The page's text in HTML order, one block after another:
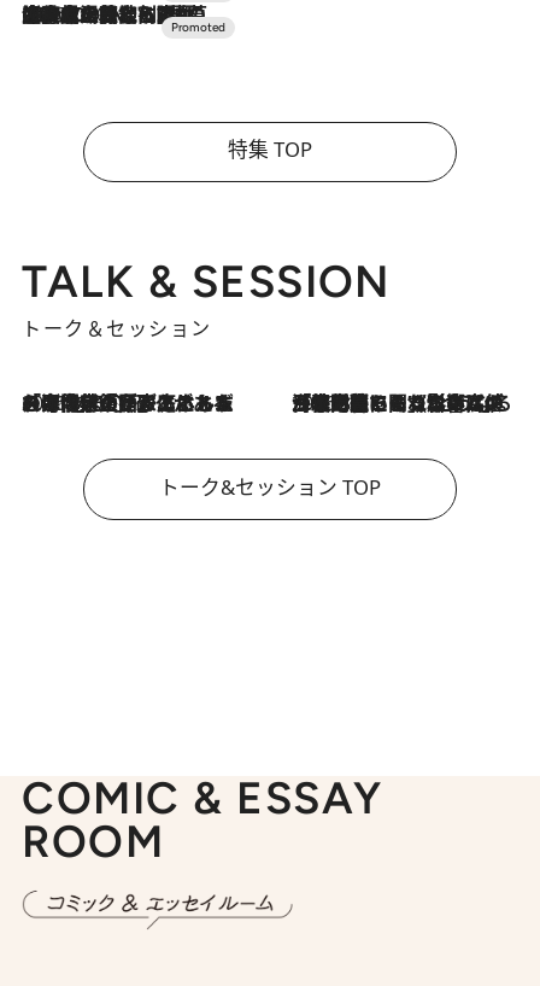
2026.7.10
NEW OPEN！【界 草津】名湯の地に誕生。趣の異なる2種の温泉と上州ならではの会席・蕎麦割烹など美食を味わう究極の癒やし旅
特集 TOP
TALK & SESSION
トーク＆セッション
2026.8.3
「今後値上げがあるとすれば…」「リスクがあるのは今年の冬」エネルギー専門家が語る、ホルムズ海峡封鎖が家庭にもたらす“ある心配” 2026.8.3
「住宅建てられない…」「サーチャージ料の高値が続いている」ホルムズ海峡封鎖による影響はいつまで続く？《エネルギー専門家に聞く“どうなる日本の暮らし”》
トーク&セッション TOP
COMIC & ESSAY
ROOM